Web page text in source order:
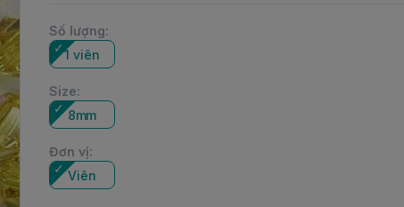
Số lượng:
1 viên
Size:
8mm
Đơn vị:
Viên